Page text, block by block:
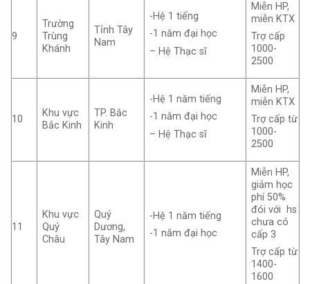
9
Trường
Trùng
Khánh
Tỉnh Tây
Nam
-Hệ 1 tiếng
-1 năm đại học
– Hệ Thạc sĩ
Miễn HP,
miễn KTX
Trợ cấp
1000-
2500
10
Khu vực
Bắc Kinh
TP. Bắc
Kinh
-Hệ 1 năm tiếng
-1 năm đại học
– Hệ Thạc sĩ
Miễn HP,
miễn KTX
Trợ cấp từ
1000-
2500
11
Khu vực
Quý
Châu
Quý
Dương,
Tây Nam
-Hệ 1 năm tiếng
-1 năm đại học
Miễn HP,
giảm học
phí 50%
đói với hs
chưa có
cấp 3
Trợ cấp từ
1400-
1600